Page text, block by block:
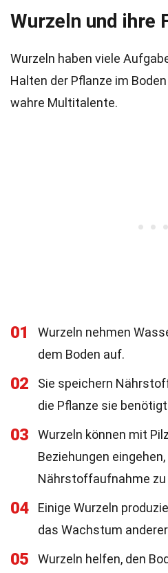
Wurzeln und ihre
Wurzeln haben viele
Halten der Pflanze im
wahre Multitalente.
01
Wurzeln nehmen
dem Boden auf.
02
Sie speichern
die Pflanze sie
03
Wurzeln können mit
Beziehungen
Nährstoffaufnahme zu
04
Einige Wurzeln
das Wachstum
05
Wurzeln helfen, den